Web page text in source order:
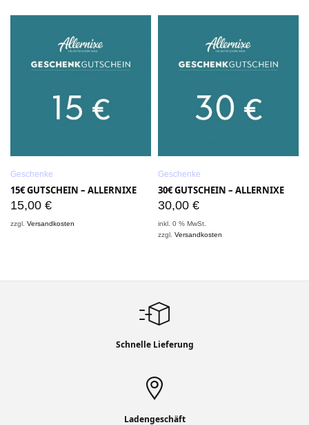
Geschenke
15€ GUTSCHEIN – ALLERNIXE
15,00 €
zzgl.Versandkosten
Geschenke
30€ GUTSCHEIN – ALLERNIXE
30,00 €
inkl. 0 % MwSt.
zzgl.Versandkosten
Schnelle Lieferung
Ladengeschäft